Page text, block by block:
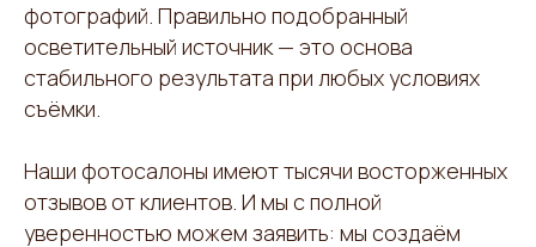
фотографий. Правильно подобранный
осветительный источник — это основа
стабильного результата при любых условиях
съёмки.
Наши фотосалоны имеют тысячи восторженных
отзывов от клиентов. И мы с полной
уверенностью можем заявить: мы создаём